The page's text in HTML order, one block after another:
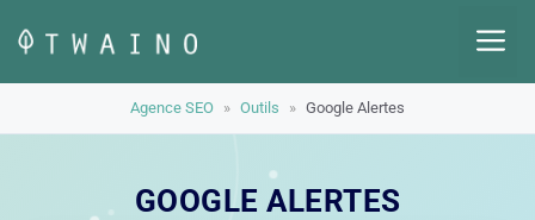
au
contenu
Agence SEO » Outils » Google Alertes
GOOGLE ALERTES